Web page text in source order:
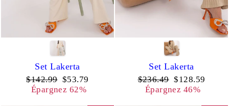
Set Lakerta
Prix
régulier
$142.99 Prix
réduit
$53.79
Épargnez 62%
Set Lakerta
Prix
régulier
$236.49 Prix
réduit
$128.59
Épargnez 46%